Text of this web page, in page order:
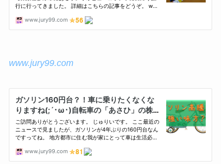
www.jury99.com